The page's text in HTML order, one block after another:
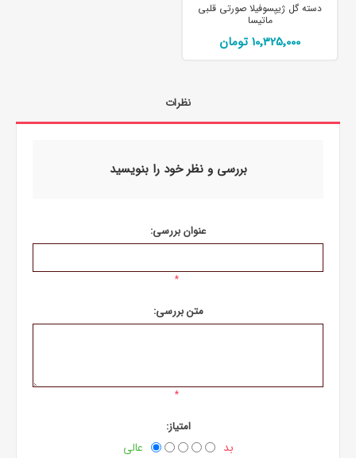
دسته گل ژیپسوفیلا صورتی قلبی
ماتیسا
10٬325٬000 تومان
نظرات
بررسی و نظر خود را بنویسید
عنوان بررسی:
*
متن بررسی:
*
امتیاز:
بد عالی